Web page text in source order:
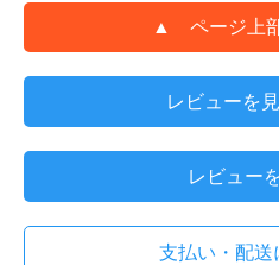
▲ ページ上
レビューを
レビュー
支払い・配送